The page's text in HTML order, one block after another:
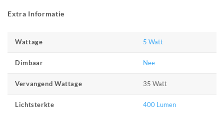
Extra Informatie
Wattage 5 Watt
Dimbaar Nee
Vervangend Wattage 35 Watt
Lichtsterkte 400 Lumen